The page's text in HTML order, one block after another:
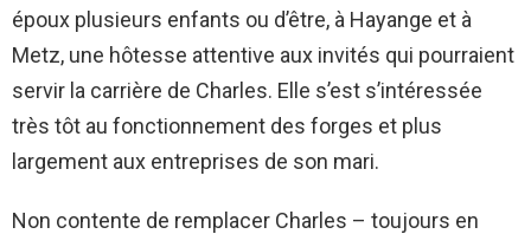
époux plusieurs enfants ou d’être, à Hayange et à
Metz, une hôtesse attentive aux invités qui pourraient
servir la carrière de Charles. Elle s’est s’intéressée
très tôt au fonctionnement des forges et plus
largement aux entreprises de son mari.
Non contente de remplacer Charles – toujours en